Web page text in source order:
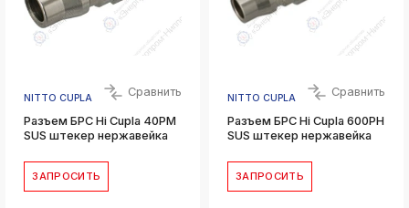
NITTO CUPLA Сравнить
Разъем БРС Hi Cupla 40PM
SUS штекер нержавейка
ЗАПРОСИТЬ
NITTO CUPLA Сравнить
Разъем БРС Hi Cupla 600PH
SUS штекер нержавейка
ЗАПРОСИТЬ